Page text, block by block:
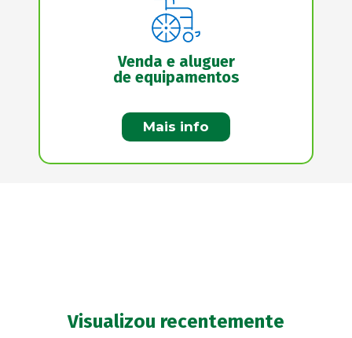
Venda e aluguer
de equipamentos
Mais info
Visualizou recentemente